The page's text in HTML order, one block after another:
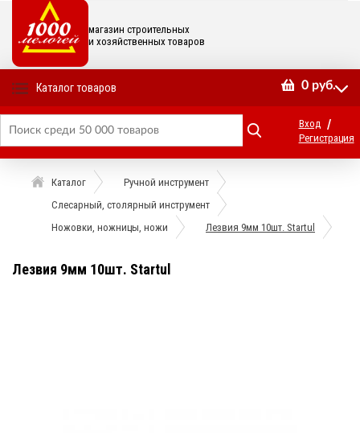
магазин строительных
и хозяйственных товаров
Каталог товаров 0 руб.
Вход /
Регистрация
Каталог
Ручной инструмент
Слесарный, столярный инструмент
Ножовки, ножницы, ножи
Лезвия 9мм 10шт. Startul
Лезвия 9мм 10шт. Startul